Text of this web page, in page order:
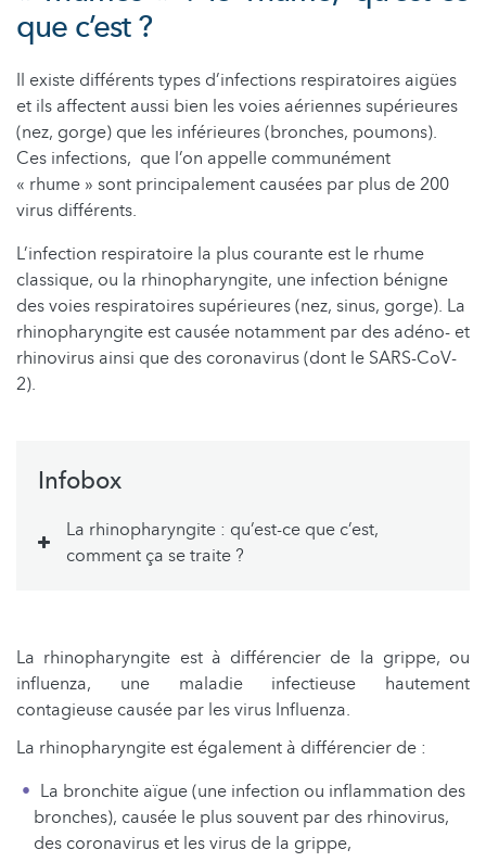
que c’est ?
Il existe différents types d’infections respiratoires aigües
et ils affectent aussi bien les voies aériennes supérieures
(nez, gorge) que les inférieures (bronches, poumons).
Ces infections, que l’on appelle communément
« rhume » sont principalement causées par plus de 200
virus différents.
L’infection respiratoire la plus courante est le rhume
classique, ou la rhinopharyngite, une infection bénigne
des voies respiratoires supérieures (nez, sinus, gorge). La
rhinopharyngite est causée notamment par des adéno- et
rhinovirus ainsi que des coronavirus (dont le SARS-CoV-
2).
Infobox
La rhinopharyngite : qu’est-ce que c’est,
comment ça se traite ?
La rhinopharyngite est à différencier de la grippe, ou
influenza, une maladie infectieuse hautement
contagieuse causée par les virus Influenza.
La rhinopharyngite est également à différencier de :
La bronchite aïgue (une infection ou inflammation des
bronches), causée le plus souvent par des rhinovirus,
des coronavirus et les virus de la grippe,